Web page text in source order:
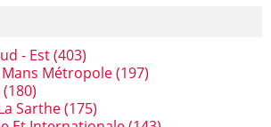
- Est(403)
Mans Métropole(197)
(180)
Sarthe(175)